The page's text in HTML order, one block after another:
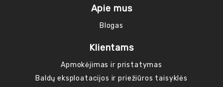
Apie mus
Blogas
Klientams
Apmokėjimas ir pristatymas
Baldų eksploatacijos ir priežiūros taisyklės